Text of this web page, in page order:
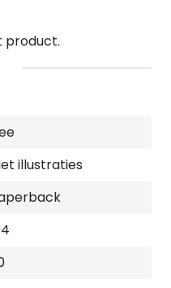
product.
illustraties